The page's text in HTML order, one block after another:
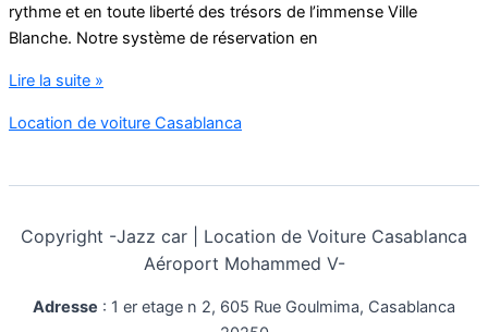
rythme et en toute liberté des trésors de l’immense Ville
Blanche. Notre système de réservation en
location
casablanca
mars
Lire la suite »
Location de voiture Casablanca
Copyright -Jazz car | Location de Voiture Casablanca
Aéroport Mohammed V-
Adresse : 1 er etage n 2, 605 Rue Goulmima, Casablanca